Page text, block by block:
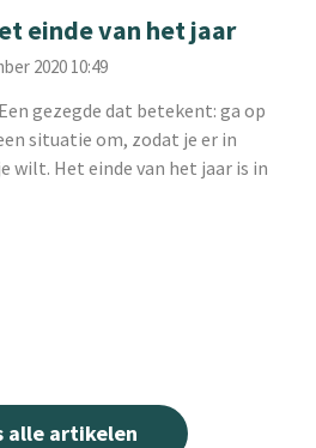
einde van het jaar
2020 10:49
gezegde dat betekent: ga op
situatie om, zodat je er in
wilt. Het einde van het jaar is in
alle artikelen